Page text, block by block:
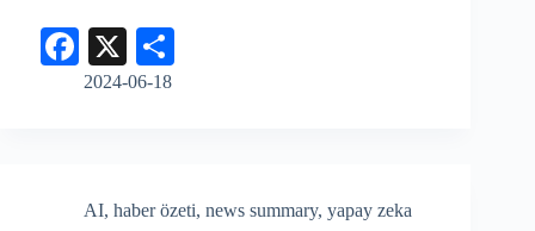
Fa
ce
X
2024-06-18
AI, haber özeti, news summary, yapay zeka